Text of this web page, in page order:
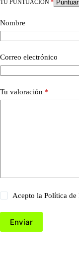
TU PUNTUACIÓN *
Nombre
Correo electrónico
Tu valoración *
Acepto laPolítica de
Enviar